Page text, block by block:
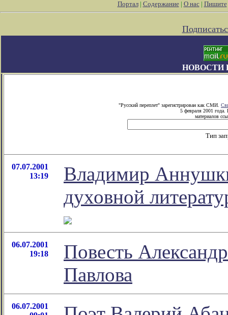
Портал| Содержание| О нас| Пишите
НОВОСТИ
"Русский переплет" зарегистрирован как СМИ.
5 февраля 2001 года.
материалов
Тип
07.07.2001
13:19
Владимир
духовной
06.07.2001
19:18
Повесть
Павлова
06.07.2001